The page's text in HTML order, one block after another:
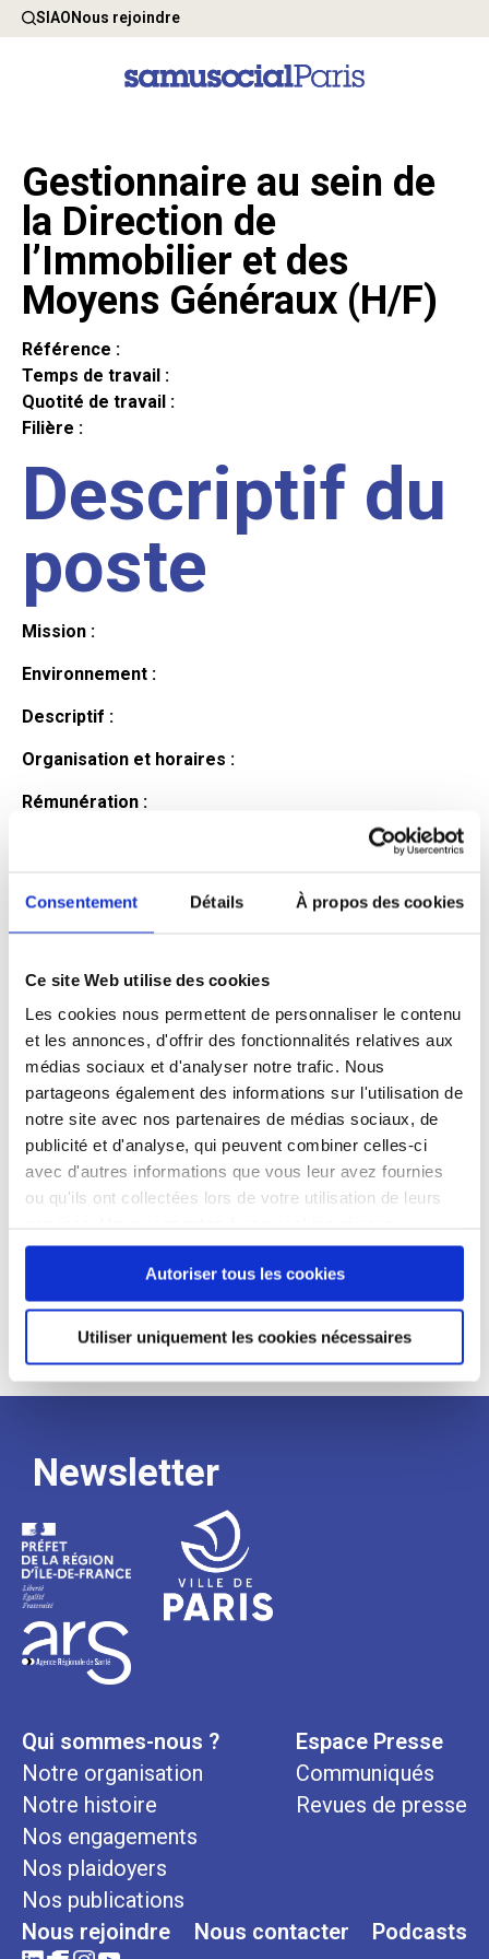
Consentement Détails À propos des cookies
Ce site Web utilise des cookies
Les cookies nous permettent de personnaliser le contenu
et les annonces, d'offrir des fonctionnalités relatives aux
médias sociaux et d'analyser notre trafic. Nous
partageons également des informations sur l'utilisation de
notre site avec nos partenaires de médias sociaux, de
publicité et d'analyse, qui peuvent combiner celles-ci
avec d'autres informations que vous leur avez fournies
ou qu'ils ont collectées lors de votre utilisation de leurs
continuez à utiliser notre site Web.
Autoriser tous les cookies
Utiliser uniquement les cookies nécessaires
SIAONous rejoindre
Gestionnaire au sein de
la Direction de
l’Immobilier et des
Moyens Généraux (H/F)
Référence :
Temps de travail :
Quotité de travail :
Filière :
Descriptif du
poste
Mission :
Environnement :
Descriptif :
Organisation et horaires :
Rémunération :
Profil du
candidat
Qualifications et diplômes :
Profil recherché :
Processus
de
recrutement
Newsletter
Qui sommes-nous ?
Notre organisation
Notre histoire
Nos engagements
Nos plaidoyers
Nos publications
Espace Presse
Communiqués
Revues de presse
Nous rejoindre Nous contacter Podcasts